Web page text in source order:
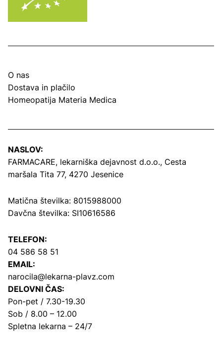
O nas
Dostava in plačilo
Homeopatija Materia Medica
NASLOV:
FARMACARE, lekarniška dejavnost d.o.o., Cesta
maršala Tita 77, 4270 Jesenice
Matična številka: 8015988000
Davčna številka: SI10616586
TELEFON:
04 586 58 51
EMAIL:
narocila@lekarna-plavz.com
DELOVNI ČAS:
Pon-pet / 7.30-19.30
Sob / 8.00 – 12.00
Spletna lekarna – 24/7